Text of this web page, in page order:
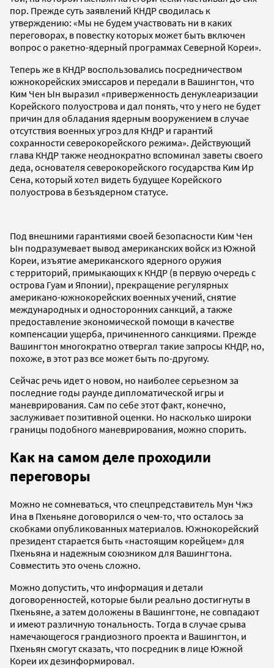
пор. Прежде суть заявлений КНДР сводилась к
утверждению: «Мы не будем участвовать ни в каких
переговорах, в повестку которых может быть включен
вопрос о ракетно-ядерный программах Северной Кореи».
Теперь же в КНДР воспользовались посредничеством
южнокорейских эмиссаров и передали в Вашингтон, что
Ким Чен Ын выразил «приверженность денуклеаризации
Корейского полуострова и дал понять, что у него не будет
причин для обладания ядерным вооружением в случае
отсутствия военных угроз для КНДР и гарантий
сохранности северокорейского режима». Действующий
глава КНДР также неоднократно вспоминал заветы своего
деда, основателя северокорейского государства Ким Ир
Сена, который хотел видеть будущее Корейского
полуострова в безъядерном статусе.
Под внешними гарантиями своей безопасности Ким Чен
Ын подразумевает вывод американских войск из Южной
Кореи, изъятие американского ядерного оружия
с территорий, примыкающих к КНДР (в первую очередь с
острова Гуам и Японии), прекращение регулярных
американо-южнокорейских военных учений, снятие
международных и односторонних санкций, а также
предоставление экономической помощи в качестве
компенсации ущерба, причиненного санкциями. Прежде
Вашингтон многократно отвергал такие запросы КНДР, но,
похоже, в этот раз все может быть по-другому.
Сейчас речь идет о новом, но наиболее серьезном за
последние годы раунде дипломатической игры и
маневрирования. Сам по себе этот факт, конечно,
заслуживает позитивной оценки. Но насколько широки
границы подобного маневрирования, можно спорить.
Как на самом деле проходили
переговоры
Можно не сомневаться, что спецпредставитель Мун Чжэ
Ина в Пхеньяне договорился о чем-то, что осталось за
скобками опубликованных материалов. Южнокорейский
президент старается быть «настоящим корейцем» для
Пхеньяна и надежным союзником для Вашингтона.
Совместить это очень сложно.
Можно допустить, что информация и детали
договоренностей, которые были реально достигнуты в
Пхеньяне, а затем доложены в Вашингтоне, не совпадают
и имеют различную тональность. Тогда в случае срыва
намечающегося грандиозного проекта и Вашингтон, и
Пхеньян смогут сказать, что посредник в лице Южной
Кореи их дезинформировал.